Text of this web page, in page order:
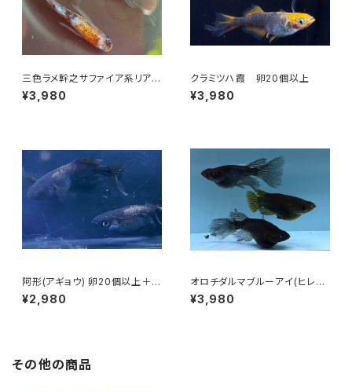
三色ラメ幹之サファイア系リアル
ロングフィン 卵20個以上
¥3,980
クラミツハ霞 卵20個以上
¥3,980
阿形(アギョウ) 卵20個以上＋α
【極上種親使用】
¥2,980
オロチダルマブルーアイ(ヒレ長
血統) 卵20個以上
¥3,980
その他の商品